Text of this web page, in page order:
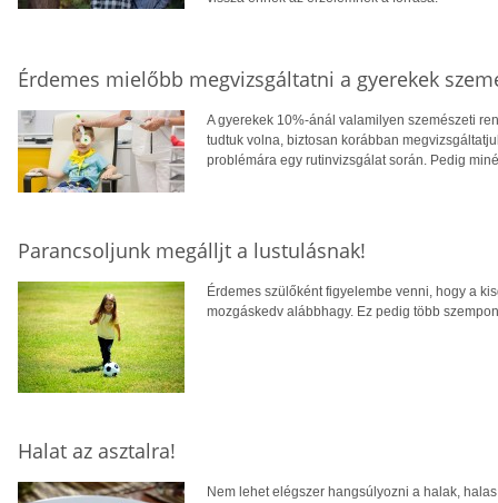
Érdemes mielőbb megvizsgáltatni a gyerekek
A gyerekek 10%-ánál valamilyen szemészeti
tudtuk volna, biztosan korábban
problémára egy rutinvizsgálat során. Pedig
Parancsoljunk megálljt a lustulásnak!
Érdemes szülőként figyelembe venni, hogy a
mozgáskedv alábbhagy. Ez pedig több
Halat az asztalra!
Nem lehet elégszer hangsúlyozni a halak,